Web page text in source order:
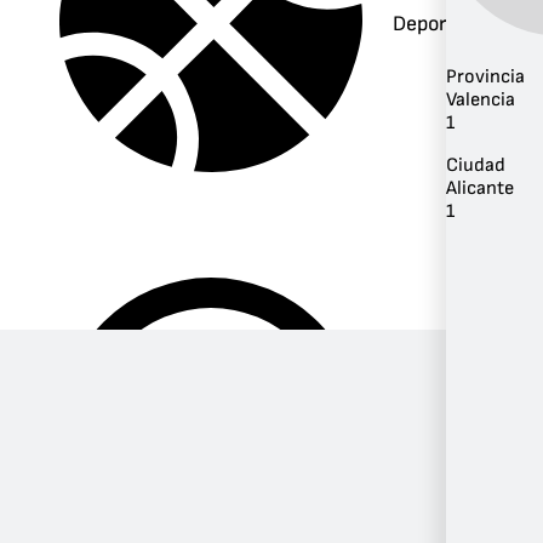
Deportes
Provincia
Valencia
1
Ciudad
Alicante
1